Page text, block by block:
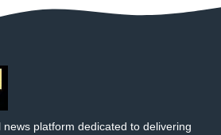
platform dedicated to delivering